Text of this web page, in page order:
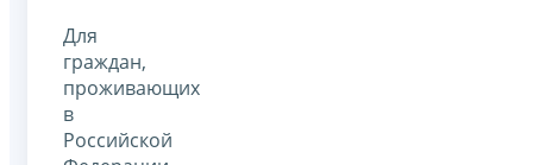
Для
граждан,
проживающих
в
Российской